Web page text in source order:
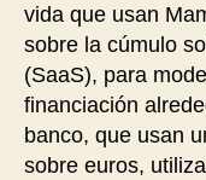
vida que usan
sobre la cúmulo
(SaaS), para
financiación
banco, que usan
sobre euros,